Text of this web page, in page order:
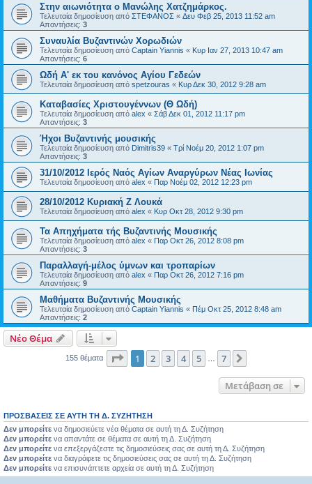
Στην αιωνιότητα ο Μανώλης Χατζημάρκος.
Τελευταία δημοσίευση από ΣΤΕΦΑΝΟΣ « Δευ Φεβ 25, 2013 11:52 am
Απαντήσεις: 3
Συναυλία Βυζαντινών Χορωδιών
Τελευταία δημοσίευση από Captain Yiannis « Κυρ Ιαν 27, 2013 10:47 am
Απαντήσεις: 6
Ωδή Α' εκ του κανόνος Αγίου Γεδεών
Τελευταία δημοσίευση από spetzouras « Κυρ Δεκ 30, 2012 9:28 am
Καταβασίες Χριστουγέννων (Θ Ωδή)
Τελευταία δημοσίευση από alex « Σάβ Δεκ 01, 2012 11:17 pm
Απαντήσεις: 3
Ήχοι Βυζαντινής μουσικής
Τελευταία δημοσίευση από Dimitris39 « Τρί Νοέμ 20, 2012 1:07 pm
Απαντήσεις: 3
31/10/2012 Iερός Nαός Aγίων Αναργύρων Νέας Ιωνίας
Τελευταία δημοσίευση από alex « Παρ Νοέμ 02, 2012 12:23 pm
28/10/2012 Κυριακή Z Λουκά
Τελευταία δημοσίευση από alex « Κυρ Οκτ 28, 2012 9:30 pm
Τα Απηχήματα τής Βυζαντινής Μουσικής
Τελευταία δημοσίευση από alex « Παρ Οκτ 26, 2012 8:08 pm
Απαντήσεις: 3
Παραλλαγή-μέλος ύμνων και τροπαρίων
Τελευταία δημοσίευση από alex « Παρ Οκτ 26, 2012 7:16 pm
Απαντήσεις: 9
Μαθήματα Βυζαντινής Μουσικής
Τελευταία δημοσίευση από Captain Yiannis « Πέμ Οκτ 25, 2012 8:48 am
Απαντήσεις: 2
Νέο Θέμα
155 θέματα Σελίδα από7
1 2 3 4 5 7
Μετάβαση σε
ΠΡΟΣΒΆΣΕΙΣ ΣΕ ΑΥΤΉ ΤΗ Δ. ΣΥΖΉΤΗΣΗ
Δεν μπορείτε να δημοσιεύετε νέα θέματα σε αυτή τη Δ. Συζήτηση
Δεν μπορείτε να απαντάτε σε θέματα σε αυτή τη Δ. Συζήτηση
Δεν μπορείτε να επεξεργάζεστε τις δημοσιεύσεις σας σε αυτή τη Δ. Συζήτηση
Δεν μπορείτε να διαγράφετε τις δημοσιεύσεις σας σε αυτή τη Δ. Συζήτηση
Δεν μπορείτε να επισυνάπτετε αρχεία σε αυτή τη Δ. Συζήτηση